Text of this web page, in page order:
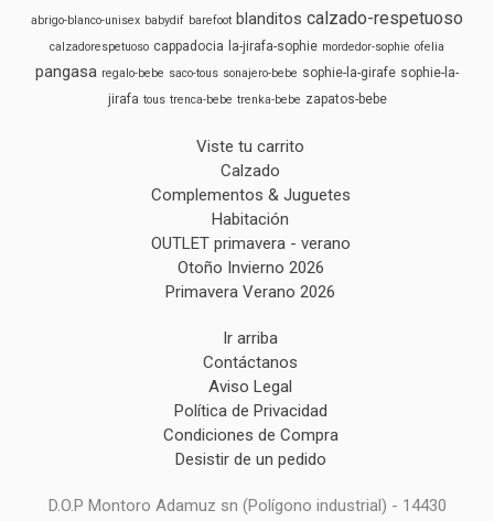
abrigo-blanco-unisex babydif barefoot blanditos calzado-respetuoso
calzadorespetuoso cappadocia la-jirafa-sophie mordedor-sophie ofelia
pangasa regalo-bebe saco-tous sonajero-bebe sophie-la-girafe sophie-la-
jirafa tous trenca-bebe trenka-bebe zapatos-bebe
Viste tu carrito
Calzado
Complementos & Juguetes
Habitación
OUTLET primavera - verano
Otoño Invierno 2026
Primavera Verano 2026
Ir arriba
Contáctanos
Aviso Legal
Política de Privacidad
Condiciones de Compra
Desistir de un pedido
D.O.P Montoro Adamuz sn (Polígono industrial) - 14430